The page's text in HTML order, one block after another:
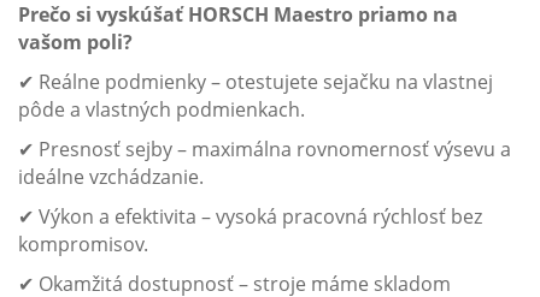
Prečo si vyskúšať HORSCH Maestro priamo na
vašom poli?
✔ Reálne podmienky – otestujete sejačku na vlastnej
pôde a vlastných podmienkach.
✔ Presnosť sejby – maximálna rovnomernosť výsevu a
ideálne vzchádzanie.
✔ Výkon a efektivita – vysoká pracovná rýchlosť bez
kompromisov.
✔ Okamžitá dostupnosť – stroje máme skladom